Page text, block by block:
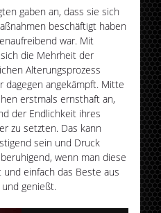
gaben an, dass sie sich
beschäftigt haben
war. Mit
die Mehrheit der
Alterungsprozess
angekämpft. Mitte
erstmals ernsthaft an,
der Endlichkeit ihres
zu setzten. Das kann
sein und Druck
wenn man diese
einfach das Beste aus
genießt.